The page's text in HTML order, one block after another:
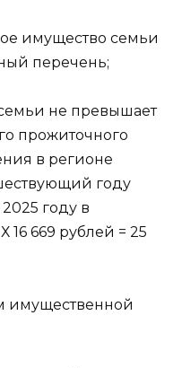
имущество семьи
перечень;
не превышает
прожиточного
в регионе
году
году в
16 669 рублей = 25
имущественной